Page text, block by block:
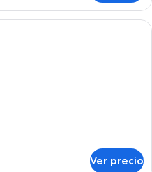
Un dormitorio con una cama
Ver precio